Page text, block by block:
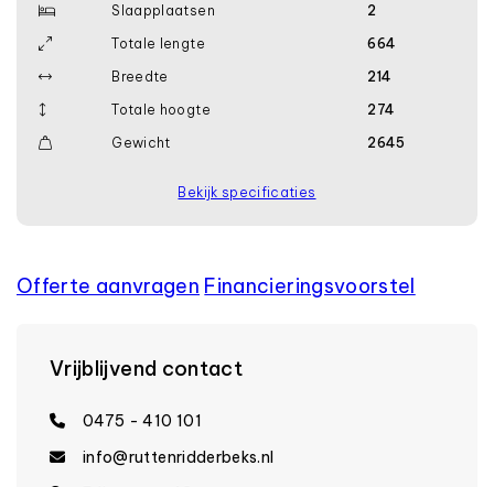
Slaapplaatsen
2
Totale lengte
664
Breedte
214
Totale hoogte
274
Gewicht
2645
Bekijk specificaties
Offerte aanvragen Financierings­voorstel
Vrijblijvend contact
0475 - 410 101
info@ruttenridderbeks.nl